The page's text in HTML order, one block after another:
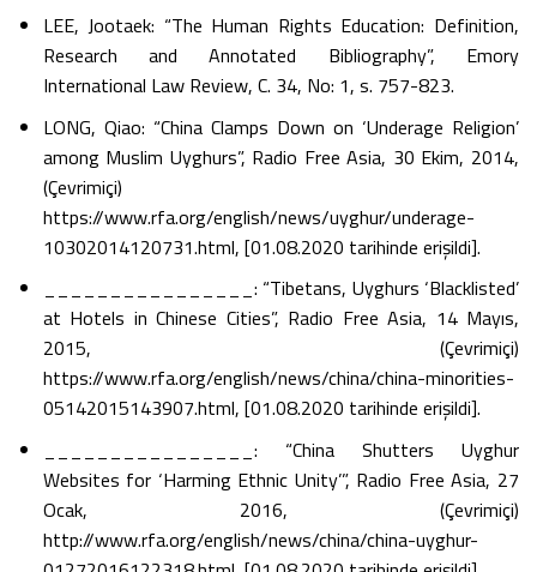
LEE, Jootaek: “The Human Rights Education: Definition,
Research and Annotated Bibliography”, Emory
International Law Review, C. 34, No: 1, s. 757-823.
LONG, Qiao: “China Clamps Down on ‘Underage Religion’
among Muslim Uyghurs”, Radio Free Asia, 30 Ekim, 2014,
(Çevrimiçi)
https://www.rfa.org/english/news/uyghur/underage-
10302014120731.html, [01.08.2020 tarihinde erişildi].
________________: “Tibetans, Uyghurs ‘Blacklisted’
at Hotels in Chinese Cities”, Radio Free Asia, 14 Mayıs,
2015, (Çevrimiçi)
https://www.rfa.org/english/news/china/china-minorities-
05142015143907.html, [01.08.2020 tarihinde erişildi].
________________: “China Shutters Uyghur
Websites for ‘Harming Ethnic Unity’”, Radio Free Asia, 27
Ocak, 2016, (Çevrimiçi)
http://www.rfa.org/english/news/china/china-uyghur-